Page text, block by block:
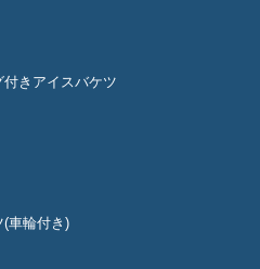
きアイスバケツ
車輪付き)